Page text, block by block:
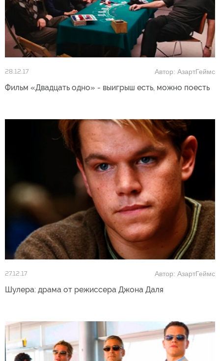
28.12.17 Автор: АзартГеймс
Фильм «Двадцать одно» - выигрыш есть, можно поесть
27.12.17 Автор: АзартГеймс
Шулера: драма от режиссера Джона Даля